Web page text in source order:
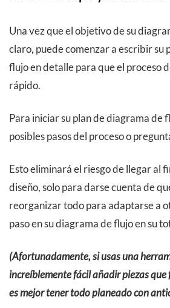
Una vez que el objetivo de su
claro, puede comenzar a escribir su
flujo en detalle para que el proceso
rápido.
Para iniciar su plan de diagrama de
posibles pasos del proceso o
Esto eliminará el riesgo de llegar al
diseño, solo para darse cuenta de
reorganizar todo para adaptarse a
paso en su diagrama de flujo en su
(Afortunadamente, si usas una
increíblemente fácil añadir piezas que
es mejor tener todo planeado con